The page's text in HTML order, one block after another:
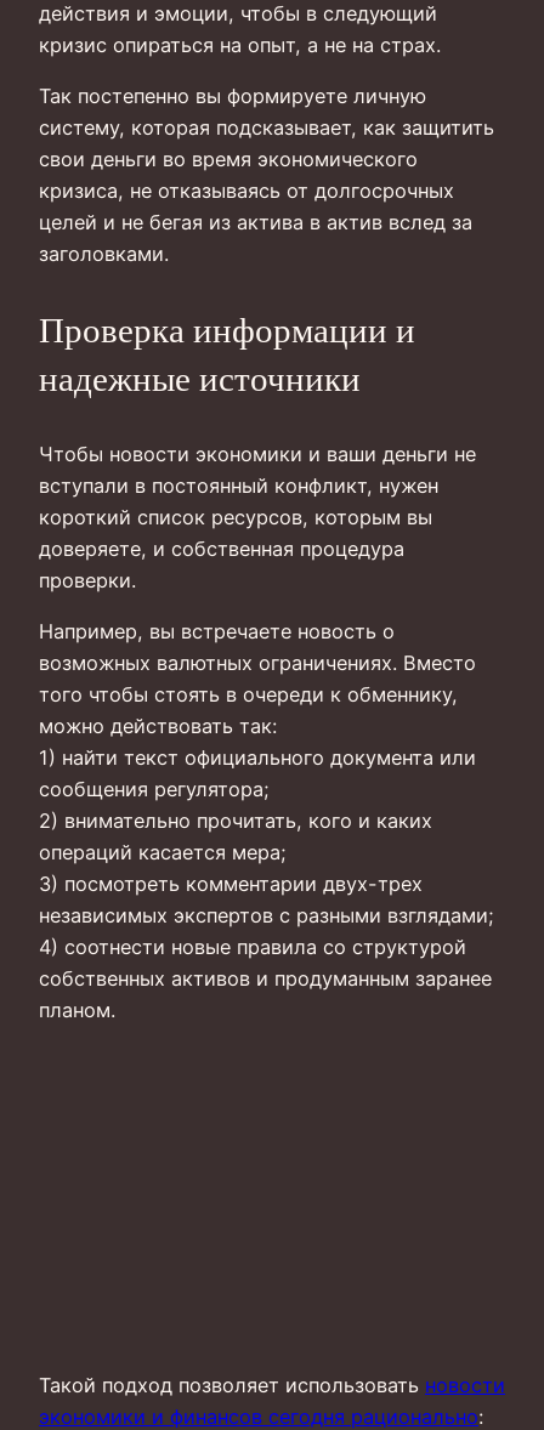
действия и эмоции, чтобы в следующий
кризис опираться на опыт, а не на страх.
Так постепенно вы формируете личную
систему, которая подсказывает, как защитить
свои деньги во время экономического
кризиса, не отказываясь от долгосрочных
целей и не бегая из актива в актив вслед за
заголовками.
Проверка информации и
надежные источники
Чтобы новости экономики и ваши деньги не
вступали в постоянный конфликт, нужен
короткий список ресурсов, которым вы
доверяете, и собственная процедура
проверки.
Например, вы встречаете новость о
возможных валютных ограничениях. Вместо
того чтобы стоять в очереди к обменнику,
можно действовать так:
1) найти текст официального документа или
сообщения регулятора;
2) внимательно прочитать, кого и каких
операций касается мера;
3) посмотреть комментарии двух-трех
независимых экспертов с разными взглядами;
4) соотнести новые правила со структурой
собственных активов и продуманным заранее
планом.
Такой подход позволяет использовать новости
экономики и финансов сегодня рационально: